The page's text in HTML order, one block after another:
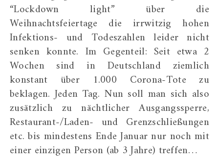
“Lockdown light” über die
Weihnachtsfeiertage die irrwitzig hohen
Infektions- und Todeszahlen leider nicht
senken konnte. Im Gegenteil: Seit etwa 2
Wochen sind in Deutschland ziemlich
konstant über 1.000 Corona-Tote zu
beklagen. Jeden Tag. Nun soll man sich also
zusätzlich zu nächtlicher Ausgangssperre,
Restaurant-/Laden- und Grenzschließungen
etc. bis mindestens Ende Januar nur noch mit
einer einzigen Person (ab 3 Jahre) treffen…